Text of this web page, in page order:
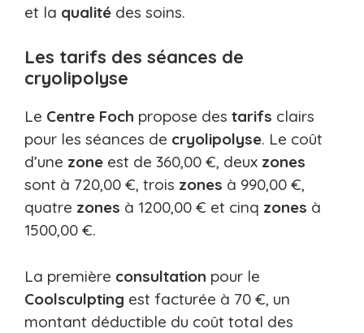
et la qualité des soins.
Les tarifs des séances de
cryolipolyse
Le Centre Foch propose des tarifs clairs
pour les séances de cryolipolyse. Le coût
d’une zone est de 360,00 €, deux zones
sont à 720,00 €, trois zones à 990,00 €,
quatre zones à 1200,00 € et cinq zones à
1500,00 €.
La première consultation pour le
Coolsculpting est facturée à 70 €, un
montant déductible du coût total des